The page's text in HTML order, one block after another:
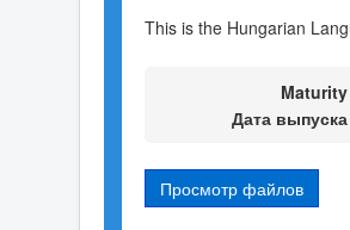
This is the Hungarian
Maturity
Дата выпуска
Просмотр файлов